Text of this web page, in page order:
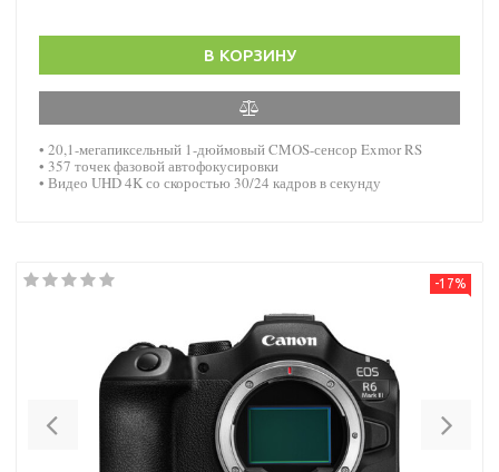
В КОРЗИНУ
• 20,1-мегапиксельный 1-дюймовый CMOS-сенсор Exmor RS
• 357 точек фазовой автофокусировки
• Видео UHD 4K со скоростью 30/24 кадров в секунду
Previous
-17%